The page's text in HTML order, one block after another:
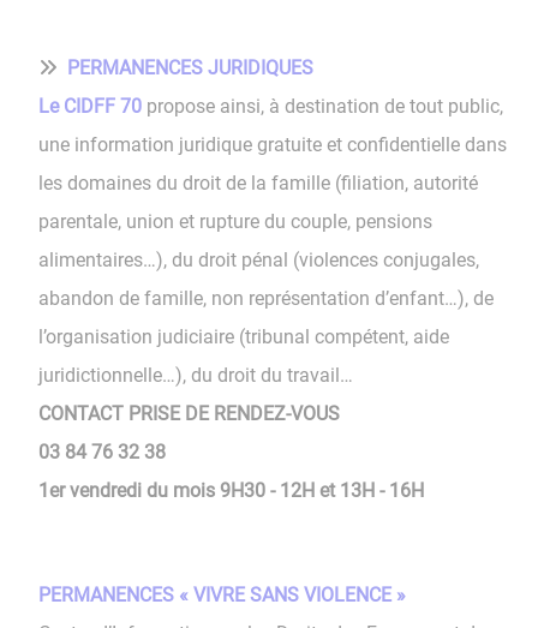
PERMANENCES JURIDIQUES
Le CIDFF 70 propose ainsi, à destination de tout public,
une information juridique gratuite et confidentielle dans
les domaines du droit de la famille (filiation, autorité
parentale, union et rupture du couple, pensions
alimentaires…), du droit pénal (violences conjugales,
abandon de famille, non représentation d’enfant…), de
l’organisation judiciaire (tribunal compétent, aide
juridictionnelle…), du droit du travail…
CONTACT PRISE DE RENDEZ-VOUS
03 84 76 32 38
1er vendredi du mois 9H30 - 12H et 13H - 16H
PERMANENCES « VIVRE SANS VIOLENCE »